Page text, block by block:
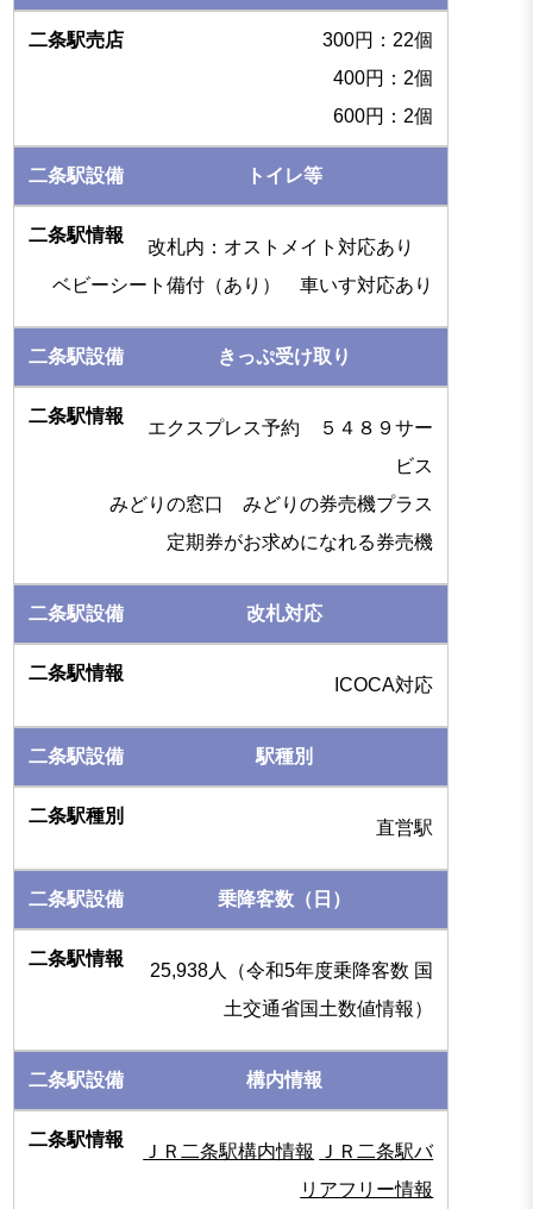
300円：22個
400円：2個
600円：2個
トイレ等
改札内：オストメイト対応あり
ベビーシート備付（あり） 車いす対応あり
きっぷ受け取り
エクスプレス予約 ５４８９サー
ビス
みどりの窓口 みどりの券売機プラス
定期券がお求めになれる券売機
改札対応
ICOCA対応
駅種別
直営駅
乗降客数（日）
25,938人（令和5年度乗降客数 国
土交通省国土数値情報）
構内情報
ＪＲ二条駅構内情報
ＪＲ二条駅バ
リアフリー情報